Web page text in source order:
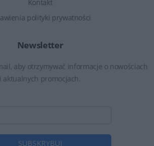
Kontakt
polityki prywatności
Newsletter
aby otrzymywać informacje o nowościach
i aktualnych promocjach.